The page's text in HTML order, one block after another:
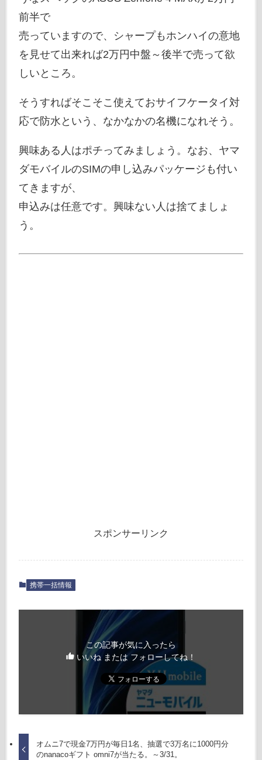
前半で
売っていますので、シャープもホンハイの意地
を見せて出来れば2万円中盤～後半で売って欲
しいところ。
そうすればそこそこ使えておサイフケータイ対
応で防水という、なかなかの名機になれそう。
興味ある人はポチってみましょう。なお、ヤマ
ダモバイルのSIMの申し込みパッケージも付い
てきますが、
申込みは任意です。興味ない人は捨てましょ
う。
スポンサーリンク
携帯一括情報
この記事が気に入ったら
いいね または フォローしてね！
オムニ7で現金7万円が毎日1名、抽選で3万名に1000円分
のnanacoギフト omni7が当たる。～3/31。